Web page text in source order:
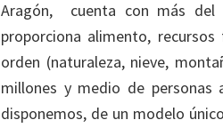
Aragón, cuenta con más del
proporciona alimento,
orden (naturaleza, nieve,
millones y medio de personas
disponemos, de un modelo